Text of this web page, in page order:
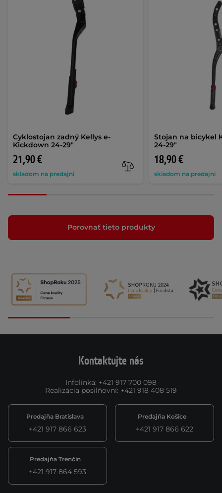
Cyklostojan zadný Kellys e-
Kickdown 24-29"
21,90 €
skladom na predajni
Stojan na bicykel
24-29"
18,90 €
skladom na predajni
Porovnať tieto produkty
Kontaktujte nás
Infolinka: +421 917 700 098
Realizácia posilňovní: +421 918 408 519
Predajňa Bratislava
+421 917 866 623
Predajňa Košice
+421 917 866 622
Predajňa Trenčín
+421 917 864 593